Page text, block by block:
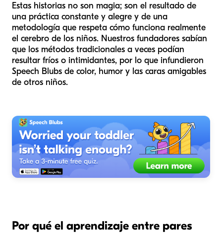
Estas historias no son magia; son el resultado de
una práctica constante y alegre y de una
metodología que respeta cómo funciona realmente
el cerebro de los niños. Nuestros fundadores sabían
que los métodos tradicionales a veces podían
resultar fríos o intimidantes, por lo que infundieron
Speech Blubs de color, humor y las caras amigables
de otros niños.
Por qué el aprendizaje entre pares